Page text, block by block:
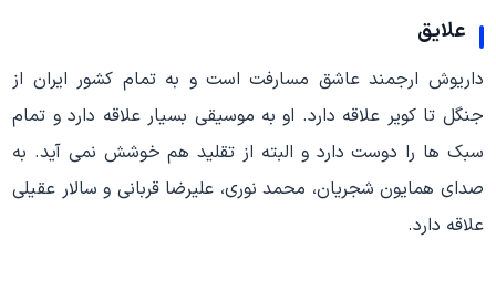
علایق
داریوش ارجمند عاشق مسارفت است و به تمام کشور ایران از
جنگل تا کویر علاقه دارد. او به موسیقی بسیار علاقه دارد و تمام
سبک ها را دوست دارد و البته از تقلید هم خوشش نمی آید. به
صدای همایون شجریان، محمد نوری، علیرضا قربانی و سالار عقیلی
علاقه دارد.